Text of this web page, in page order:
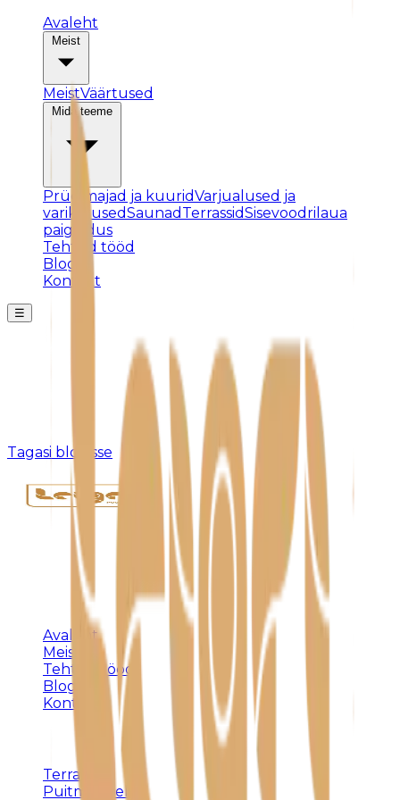
Avaleht
MeistVäärtused
Prügimajad ja kuuridVarjualused ja
varikatusedSaunad TerrassidSisevoodrilaua
paigaldus
Tehtud tööd
Blogi
Kontakt
☰
Posti ei leitud
Kahjuks pole sellist postitust olemas või see on
Tagasi blogisse
Täispuidust eritellimusmööbel, terrassid ja
varjualused – meistritöö Harjumaal alates 1992.
KLIENDILE
Avaleht
Meist
Tehtud tööd
Blogi
Kontakt
TEENUSED
Terrassid
Puitmööbel